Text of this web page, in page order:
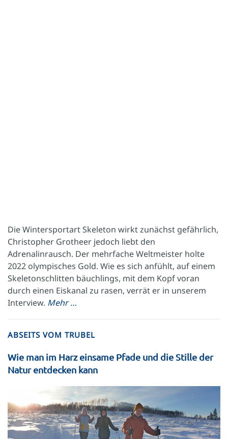
Die Wintersportart Skeleton wirkt zunächst gefährlich,
Christopher Grotheer jedoch liebt den
Adrenalinrausch. Der mehrfache Weltmeister holte
2022 olympisches Gold. Wie es sich anfühlt, auf einem
Skeletonschlitten bäuchlings, mit dem Kopf voran
durch einen Eiskanal zu rasen, verrät er in unserem
Interview. Mehr …
ABSEITS VOM TRUBEL
Wie man im Harz einsame Pfade und die Stille der
Natur entdecken kann